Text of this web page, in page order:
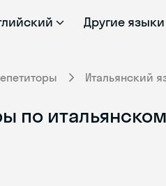
Другие языки
Итальянский
по